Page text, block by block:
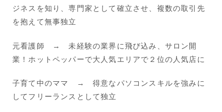
ジネスを知り、専門家として確立させ、複数の取引先
を抱えて無事独立
元看護師 → 未経験の業界に飛び込み、サロン開
業！ホットペッパーで大人気エリアで２位の人気店に
子育て中のママ → 得意なパソコンスキルを強みに
してフリーランスとして独立